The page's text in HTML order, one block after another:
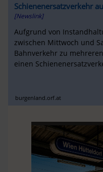
Schienenersatzverkehr
[Newslink]
Aufgrund von
zwischen Mittwoch und
Bahnverkehr zu
einen
burgenland.orf.at